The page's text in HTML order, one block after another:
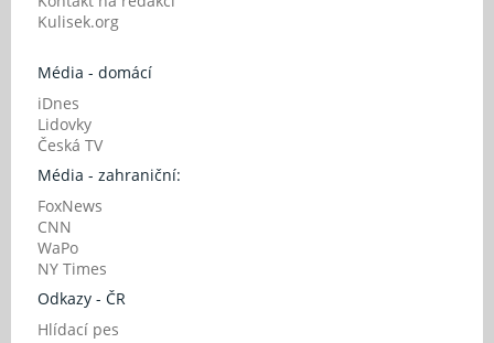
Kulisek.org
Média - domácí
iDnes
Lidovky
Česká TV
Média - zahraniční:
FoxNews
CNN
WaPo
NY Times
Odkazy - ČR
Hlídací pes